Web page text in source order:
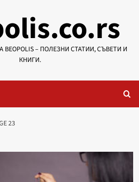
– ПОЛЕЗНИ СТАТИИ, СЪВЕТИ И
КНИГИ.
23